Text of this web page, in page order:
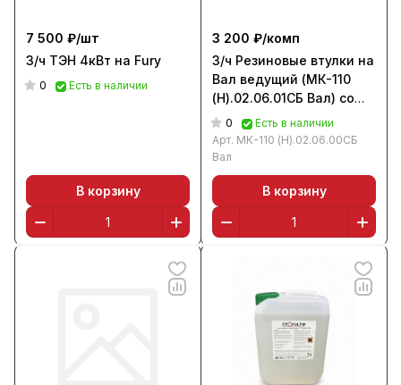
7 500 ₽/шт
З/ч ТЭН 4кВт на Fury
0 Есть в наличии
В корзину
3 200 ₽/комп
З/ч Резиновые втулки на
Вал ведущий (МК-110
(Н).02.06.01СБ Вал) со
звездочками
0
Есть в наличии
Арт. МК-110 (Н).02.06.00СБ
Вал
В корзину